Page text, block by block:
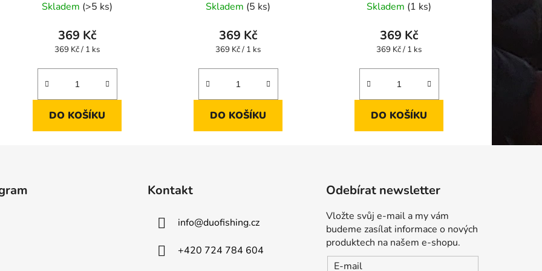
Skladem (>5 ks)
369 Kč
Měrná
369 Kč / 1 ks
DO KOŠÍKU
Skladem (5 ks)
369 Kč
Měrná
369 Kč / 1 ks
DO KOŠÍKU
Skladem (1 ks)
369 Kč
Měrná
369 Kč / 1 ks
DO KOŠÍKU
Kontakt
info@duofishing.cz
+420 724 784 604
Odebírat newsletter
Vložte svůj e-mail a my vám
budeme zasílat informace o nových
produktech na našem e-shopu.
E-mail